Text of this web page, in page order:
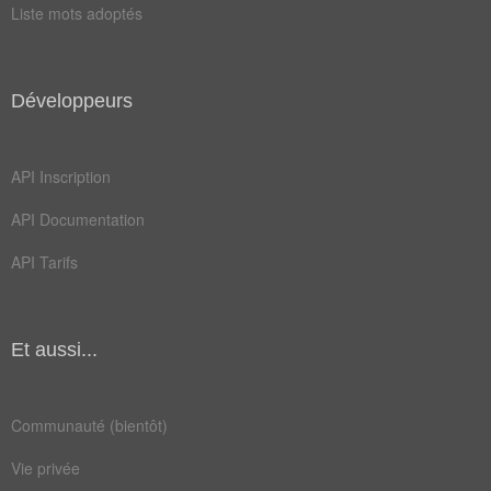
Liste mots adoptés
Développeurs
API Inscription
API Documentation
API Tarifs
Et aussi...
Communauté (bientôt)
Vie privée